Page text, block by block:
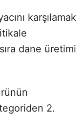
karşılamak
dane üretimi
2.